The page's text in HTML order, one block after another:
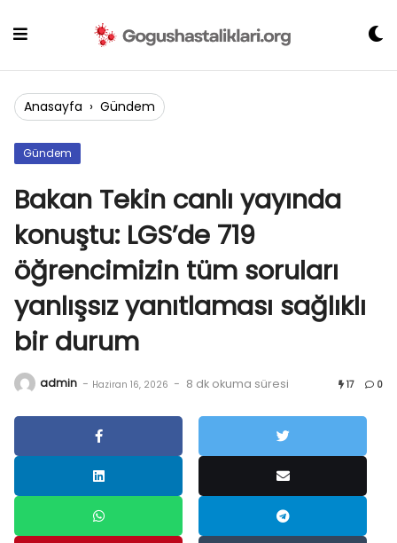
Anasayfa › Gündem
Gündem
Bakan Tekin canlı yayında
konuştu: LGS’de 719
öğrencimizin tüm soruları
yanlışsız yanıtlaması sağlıklı
bir durum
admin - Haziran 16, 2026 - 8 dk okuma süresi 17 0